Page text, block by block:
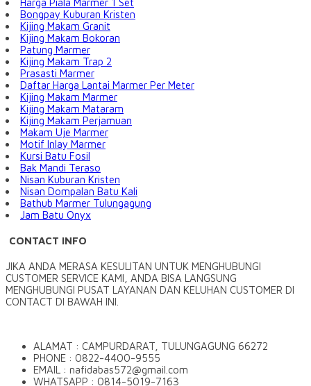
Harga Piala Marmer 1 Set
Bongpay Kuburan Kristen
Kijing Makam Granit
Kijing Makam Bokoran
Patung Marmer
Kijing Makam Trap 2
Prasasti Marmer
Daftar Harga Lantai Marmer Per Meter
Kijing Makam Marmer
Kijing Makam Mataram
Kijing Makam Perjamuan
Makam Uje Marmer
Motif Inlay Marmer
Kursi Batu Fosil
Bak Mandi Teraso
Nisan Kuburan Kristen
Nisan Dompalan Batu Kali
Bathub Marmer Tulungagung
Jam Batu Onyx
CONTACT INFO
JIKA ANDA MERASA KESULITAN UNTUK MENGHUBUNGI
CUSTOMER SERVICE KAMI, ANDA BISA LANGSUNG
MENGHUBUNGI PUSAT LAYANAN DAN KELUHAN CUSTOMER DI
CONTACT DI BAWAH INI.
ALAMAT : CAMPURDARAT, TULUNGAGUNG 66272
PHONE : 0822-4400-9555
EMAIL : nafidabas572@gmail.com
WHATSAPP : 0814-5019-7163